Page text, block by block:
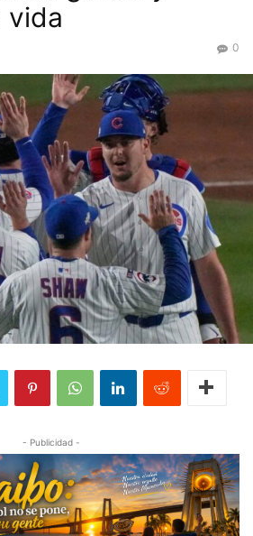
vida
0
- Publicidad -